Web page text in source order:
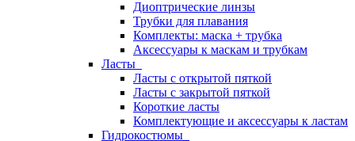
Диоптрические линзы
Трубки для плавания
Комплекты: маска + трубка
Аксессуары к маскам и трубкам
Ласты
Ласты с открытой пяткой
Ласты с закрытой пяткой
Короткие ласты
Комплектующие и аксессуары к ластам
Гидрокостюмы